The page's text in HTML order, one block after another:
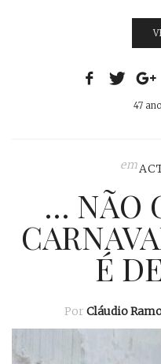
47
em
… NÃO
É
Por Cláudio